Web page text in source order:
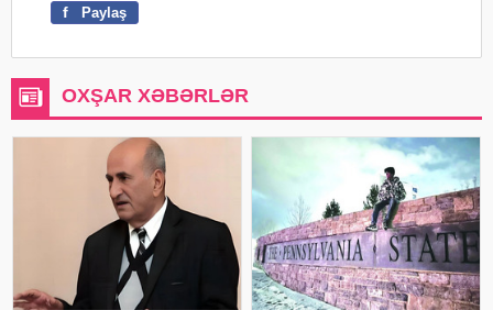
f Paylaş
OXŞAR XƏBƏRLƏR